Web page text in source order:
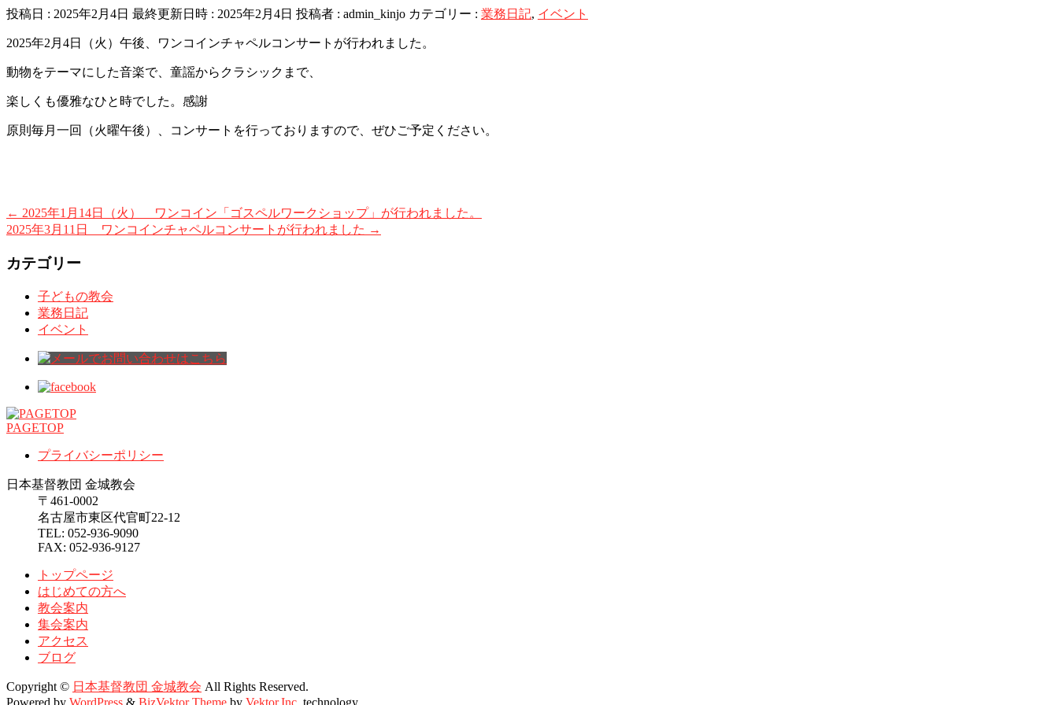
投稿日 : 2025年2月4日 最終更新日時 : 2025年2月4日 投稿者 : admin_kinjo カテゴリー : 業務日記, イベント
2025年2月4日（火）午後、ワンコインチャペルコンサートが行われました。
動物をテーマにした音楽で、童謡からクラシックまで、
楽しくも優雅なひと時でした。感謝
原則毎月一回（火曜午後）、コンサートを行っておりますので、ぜひご予定ください。
← 2025年1月14日（火） ワンコイン「ゴスペルワークショップ」が行われました。
2025年3月11日 ワンコインチャペルコンサートが行われました →
カテゴリー
子どもの教会
業務日記
イベント
PAGETOP
プライバシーポリシー
日本基督教団 金城教会
〒461-0002
名古屋市東区代官町22-12
TEL: 052-936-9090
FAX: 052-936-9127
トップページ
はじめての方へ
教会案内
集会案内
アクセス
ブログ
Copyright © 日本基督教団 金城教会 All Rights Reserved.
Powered by WordPress & BizVektor Theme by Vektor,Inc. technology.